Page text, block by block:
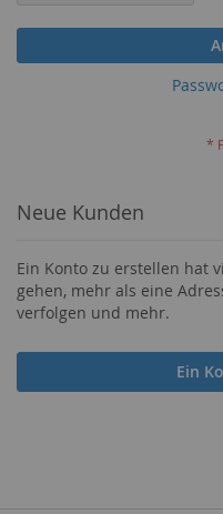
Neue Kunden
Ein Konto zu erstellen hat
gehen, mehr als eine
verfolgen und mehr.
Ein